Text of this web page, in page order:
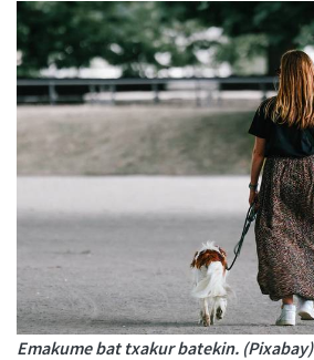
Emakume bat txakur batekin. (Pixabay)